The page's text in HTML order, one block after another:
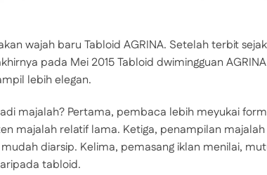
wajah baru Tabloid AGRINA. Setelah terbit
pada Mei 2015 Tabloid dwimingguan
lebih elegan.
majalah? Pertama, pembaca lebih meyukai
majalah relatif lama. Ketiga, penampilan
diarsip. Kelima, pemasang iklan menilai,
tabloid.